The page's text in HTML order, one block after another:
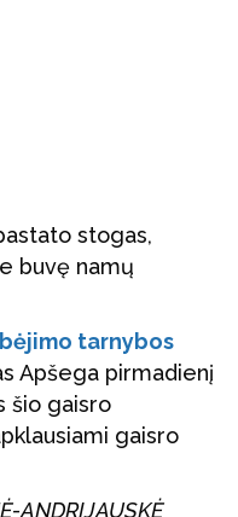
stogas,
buvę namų
tarnybos
Apšega pirmadienį
šio gaisro
gaisro
ANDRIJAUSKĖ